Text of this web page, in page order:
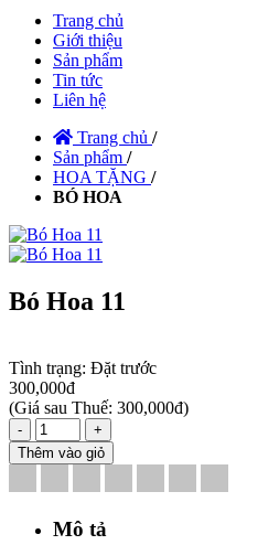
Trang chủ
Giới thiệu
Sản phẩm
Tin tức
Liên hệ
Trang chủ /
Sản phẩm /
HOA TẶNG /
BÓ HOA
Bó Hoa 11
Tình trạng: Đặt trước
300,000đ
(Giá sau Thuế: 300,000đ)
-
+
Thêm vào giỏ
Mô tả